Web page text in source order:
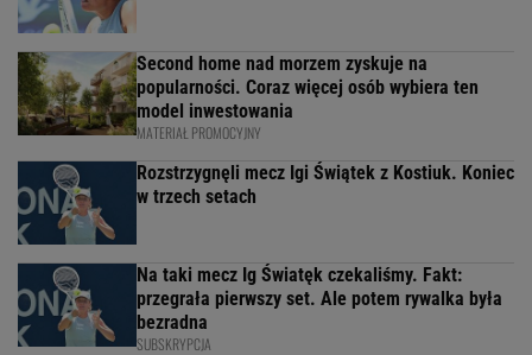
Second home nad morzem zyskuje na
popularności. Coraz więcej osób wybiera ten
model inwestowania
MATERIAŁ PROMOCYJNY
Rozstrzygnęli mecz Igi Świątek z Kostiuk. Koniec
w trzech setach
Na taki mecz Ig Światęk czekaliśmy. Fakt:
przegrała pierwszy set. Ale potem rywalka była
bezradna
SUBSKRYPCJA